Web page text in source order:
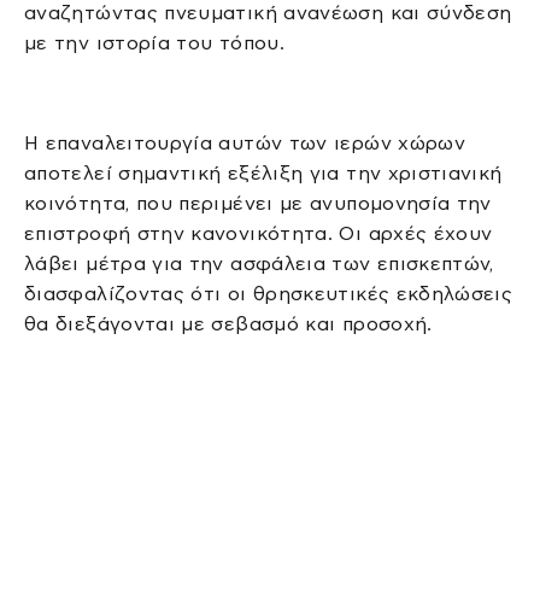
αναζητώντας πνευματική ανανέωση και σύνδεση
με την ιστορία του τόπου.
Η επαναλειτουργία αυτών των ιερών χώρων
αποτελεί σημαντική εξέλιξη για την χριστιανική
κοινότητα, που περιμένει με ανυπομονησία την
επιστροφή στην κανονικότητα. Οι αρχές έχουν
λάβει μέτρα για την ασφάλεια των επισκεπτών,
διασφαλίζοντας ότι οι θρησκευτικές εκδηλώσεις
θα διεξάγονται με σεβασμό και προσοχή.